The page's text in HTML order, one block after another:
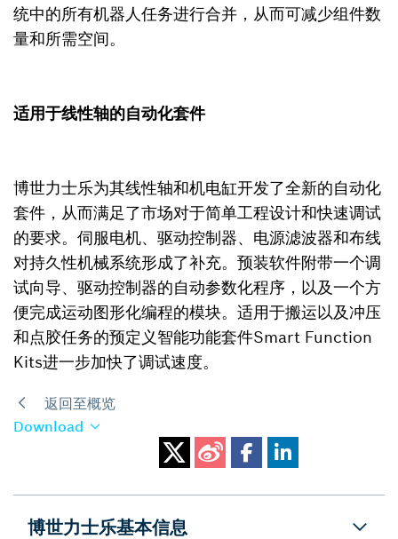
统中的所有机器人任务进行合并，从而可减少组件数
量和所需空间。
适用于线性轴的自动化套件
博世力士乐为其线性轴和机电缸开发了全新的自动化
套件，从而满足了市场对于简单工程设计和快速调试
的要求。伺服电机、驱动控制器、电源滤波器和布线
对持久性机械系统形成了补充。预装软件附带一个调
试向导、驱动控制器的自动参数化程序，以及一个方
便完成运动图形化编程的模块。适用于搬运以及冲压
和点胶任务的预定义智能功能套件Smart Function
Kits进一步加快了调试速度。
返回至概览
Download
博世力士乐基本信息